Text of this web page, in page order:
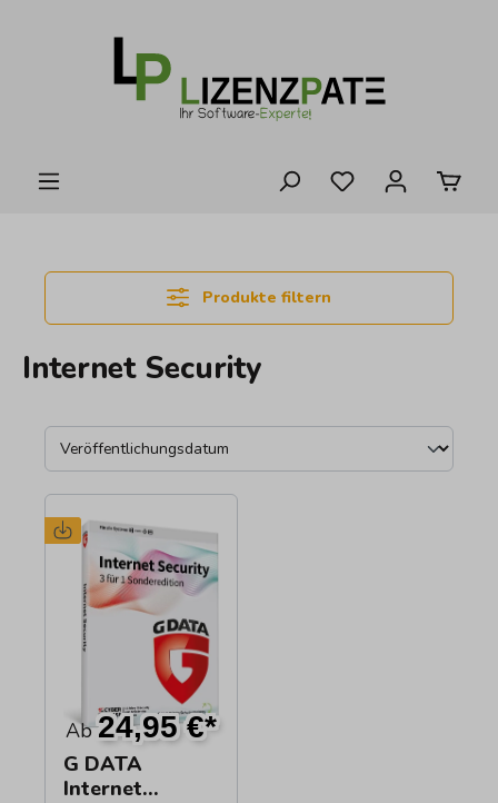
Produkte filtern
Internet Security
G DATA
Internet
Ab24,95 €*